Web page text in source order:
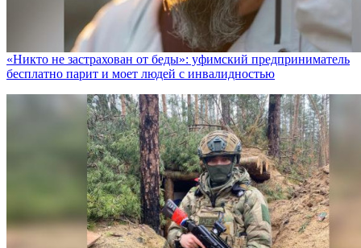
«Никто не заcтрахован от беды»: уфимский предприниматель
бесплатно парит и моет людей с инвалидностью